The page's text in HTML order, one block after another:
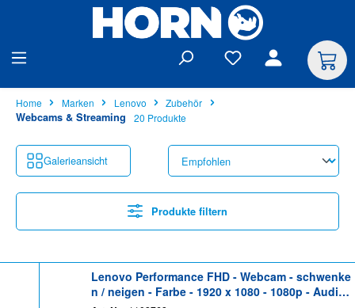
Home Marken Lenovo Zubehör
Webcams & Streaming 20 Produkte
Galerieansicht
Produkte filtern
Lenovo Performance FHD - Webcam - schwenke
n / neigen - Farbe - 1920 x 1080 - 1080p - Audio -